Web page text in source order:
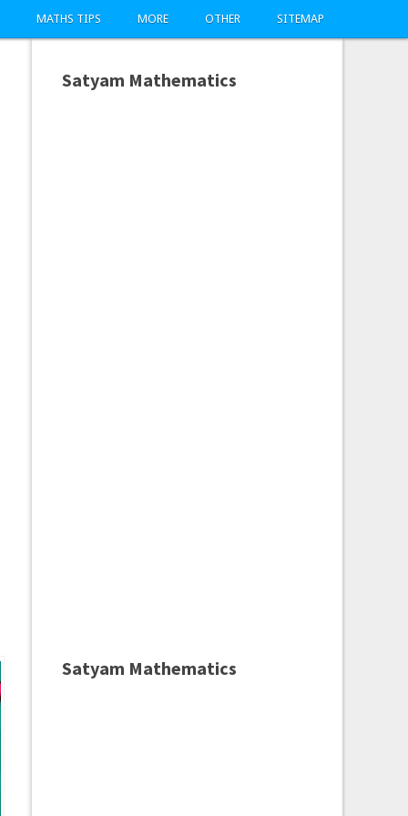
MATHS TIPS MORE OTHER SITEMAP
Satyam Mathematics
Satyam Mathematics